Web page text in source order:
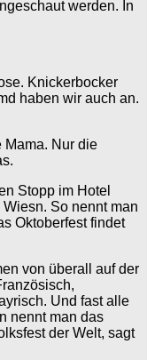
werden. In
Knickerbocker
haben wir auch an.
Mama. Nur die
Stopp im Hotel
So nennt man
Oktoberfest findet
von überall auf der
Und fast alle
nennt man das
der Welt, sagt